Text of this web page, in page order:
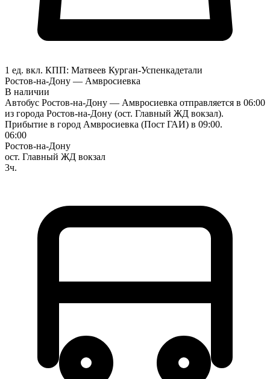
1 ед. вкл. КПП: Матвеев Курган-Успенкадетали
Ростов-на-Дону — Амвросиевка
В наличии
Автобус Ростов-на-Дону — Амвросиевка отправляется в 06:00
из города Ростов-на-Дону (ост. Главный ЖД вокзал).
Прибытие в город Амвросиевка (Пост ГАИ) в 09:00.
06:00
Ростов-на-Дону
ост. Главный ЖД вокзал
3ч.